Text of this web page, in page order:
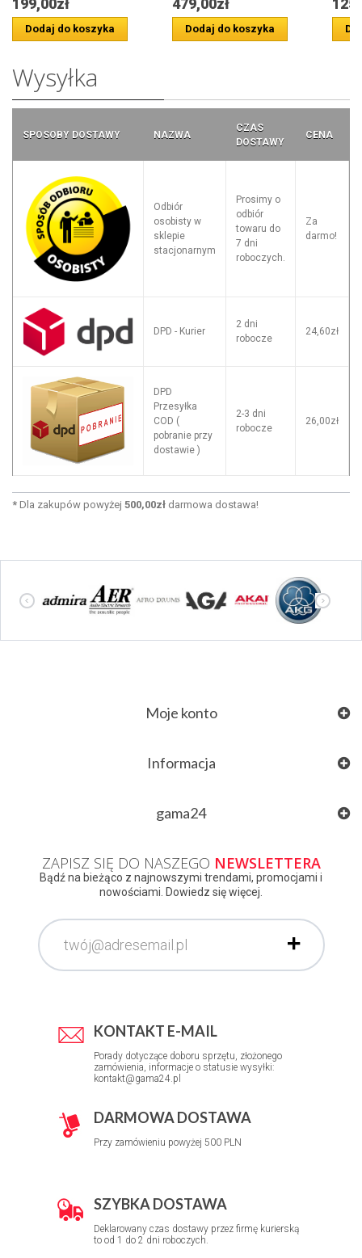
199,00zł
Dodaj do koszyka
479,00zł
Dodaj do koszyka
Wysyłka
SPOSOBY DOSTAWY NAZWA
CZAS
DOSTAWY
CENA
Odbiór
osobisty w
sklepie
stacjonarnym
Prosimy o
odbiór
towaru do
7 dni
roboczych.
Za
darmo!
DPD - Kurier
2 dni
robocze
24,60zł
DPD
Przesyłka
COD (
pobranie przy
dostawie )
2-3 dni
robocze
26,00zł
* Dla zakupów powyżej 500,00zł darmowa dostawa!
Moje konto
Informacja
gama24
ZAPISZ SIĘ DO NASZEGO NEWSLETTERA
Bądź na bieżąco z najnowszymi trendami, promocjami i
nowościami. Dowiedz się więcej.
KONTAKT E-MAIL
Porady dotyczące doboru sprzętu, złożonego
zamówienia, informacje o statusie wysyłki:
kontakt@gama24.pl
DARMOWA DOSTAWA
Przy zamówieniu powyżej 500 PLN
SZYBKA DOSTAWA
Deklarowany czas dostawy przez firmę kurierską
to od 1 do 2 dni roboczych.